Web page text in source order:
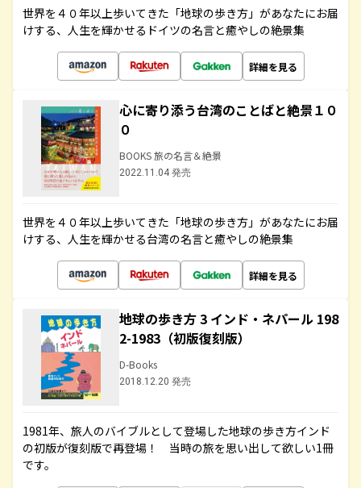
世界を４０年以上歩いてきた「地球の歩き方」があなたにお届
けする、人生を輝かせるドイツの名言と癒やしの絶景集
詳細を見る
心に寄り添う台湾のことばと絶景１０
０
BOOKS 旅の名言＆絶景
2022.11.04 発売
世界を４０年以上歩いてきた「地球の歩き方」があなたにお届
けする、人生を輝かせる台湾の名言と癒やしの絶景集
詳細を見る
地球の歩き方 3 インド・ネパール 198
2-1983（初版復刻版）
D-Books
2018.12.20 発売
1981年、旅人のバイブルとして登場した地球の歩き方インド
の初版が復刻版で再登場！ 当時の旅を思い出して欲しい1冊
です。